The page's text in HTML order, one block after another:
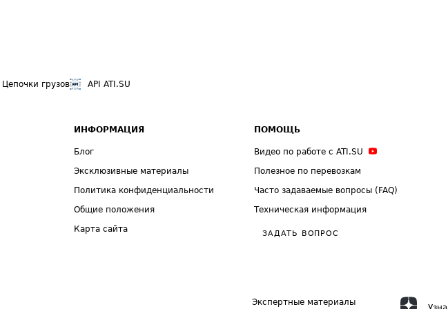
Цепочки грузов API ATI.SU
ИНФОРМАЦИЯ
Блог
Эксклюзивные материалы
Политика конфиденциальности
Общие положения
Карта сайта
ПОМОЩЬ
Видео по работе с ATI.SU
Полезное по перевозкам
Часто задаваемые вопросы (FAQ)
Техническая информация
ЗАДАТЬ ВОПРОС
Экспертные материалы